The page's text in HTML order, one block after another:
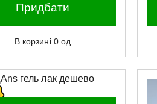
Придбати
В корзині 0 од